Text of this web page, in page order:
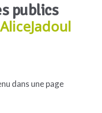
publics
dans une page